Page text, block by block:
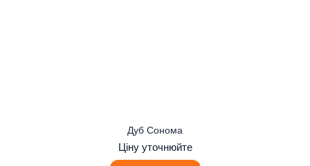
Дуб Сонома
Ціну уточнюйте